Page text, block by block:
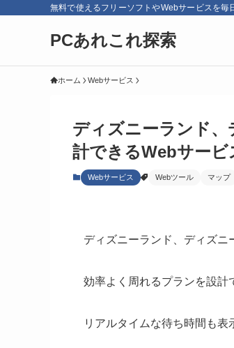
無料で使えるフリーソフトやWebサービスを
PCあれこれ探索
ホーム Webサービス
ディズニーランド
計できるWebサービ
Webサービス Webツール マップ
ディズニーランド、ディズニ
効率よく周れるプランを設計
リアルタイムな待ち時間も表